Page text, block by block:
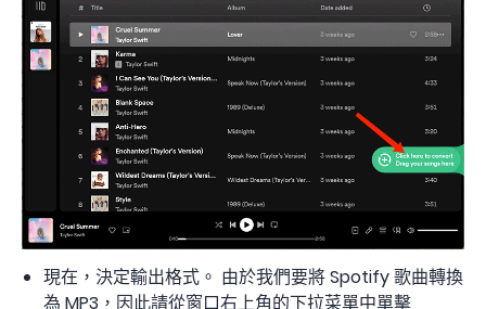
現在，決定輸出格式。 由於我們要將 Spotify 歌曲轉換
為 MP3，因此請從窗口右上角的下拉菜單中單擊